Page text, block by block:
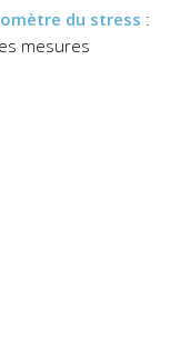
du stress :
mesures